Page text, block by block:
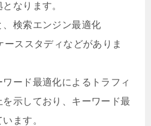
なります。
検索エンジン最適化
ーススタディなどがありま
ード最適化によるトラフィ
示しており、キーワード最
ます。